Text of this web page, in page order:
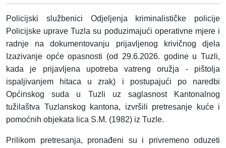
Policijski službenici Odjeljenja kriminalističke policije
Policijske uprave Tuzla su poduzimajući operativne mjere i
radnje na dokumentovanju prijavljenog krivičnog djela
Izazivanje opće opasnosti (od 29.6.2026. godine u Tuzli,
kada je prijavljena upotreba vatreng oružja - pištolja
ispaljivanjem hitaca u zrak) i postupajući po naredbi
Općinskog suda u Tuzli uz saglasnost Kantonalnog
tužilaštva Tuzlanskog kantona, izvršili pretresanje kuće i
pomoćnih objekata lica S.M. (1982) iz Tuzle.
Prilikom pretresanja, pronađeni su i privremeno oduzeti